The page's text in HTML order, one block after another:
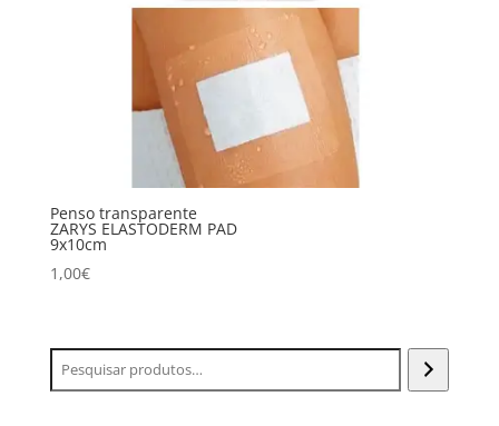
Penso transparente
ZARYS ELASTODERM PAD
9x10cm
1,00€